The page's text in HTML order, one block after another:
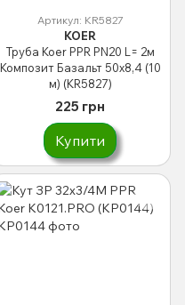
Артикул: KR5827
KOER
Труба Koer PPR PN20 L= 2м
Композит Базальт 50x8,4 (10
м) (KR5827)
225 грн
Купити